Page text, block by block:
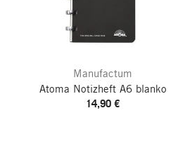
Manufactum
Atoma Notizheft A6 blanko
14,90 €